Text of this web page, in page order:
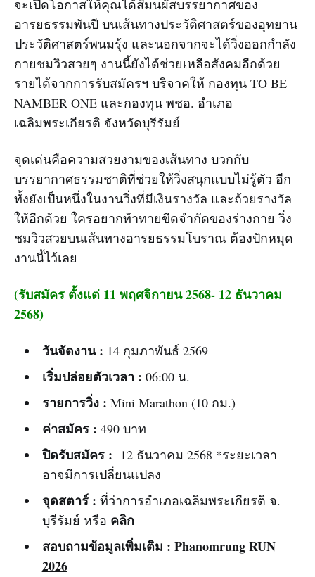
จะเปิดโอกาสให้คุณได้สัมนผัสบรรยากาศของ
อารยธรรมพันปี บนเส้นทางประวัติศาสตร์ของอุทยาน
ประวัติศาสตร์พนมรุ้ง และนอกจากจะได้วิ่งออกกำลัง
กายชมวิวสวยๆ งานนี้ยังได้ช่วยเหลือสังคมอีกด้วย
รายได้จากการรับสมัครฯ บริจาคให้ กองทุน TO BE
NAMBER ONE และกองทุน พชอ. อำเภอ
เฉลิมพระเกียรติ จังหวัดบุรีรัมย์
จุดเด่นคือความสวยงามของเส้นทาง บวกกับ
บรรยากาศธรรมชาติที่ช่วยให้วิ่งสนุกแบบไม่รู้ตัว อีก
ทั้งยังเป็นหนึ่งในงานวิ่งที่มีเงินรางวัล และถ้วยรางวัล
ให้อีกด้วย ใครอยากท้าทายขีดจำกัดของร่างกาย วิ่ง
ชมวิวสวยบนเส้นทางอารยธรรมโบราณ ต้องปักหมุด
งานนี้ไว้เลย
(รับสมัคร ตั้งแต่ 11 พฤศจิกายน 2568- 12 ธันวาคม
2568)
วันจัดงาน : 14 กุมภาพันธ์ 2569
เริ่มปล่อยตัวเวลา : 06:00 น.
รายการวิ่ง : Mini Marathon (10 กม.)
ค่าสมัคร : 490 บาท
ปิดรับสมัคร : 12 ธันวาคม 2568 *ระยะเวลา
อาจมีการเปลี่ยนแปลง
จุดสตาร์ : ที่ว่าการอำเภอเฉลิมพระเกียรติ จ.
บุรีรัมย์ หรือ คลิก
สอบถามข้อมูลเพิ่มเติม : Phanomrung RUN
2026